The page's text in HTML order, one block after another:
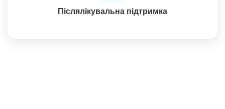
Післялікувальна підтримка